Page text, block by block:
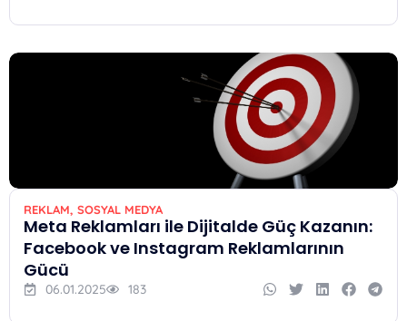
REKLAM, SOSYAL MEDYA
Meta Reklamları ile Dijitalde Güç Kazanın:
Facebook ve Instagram Reklamlarının
Gücü
06.01.2025 183